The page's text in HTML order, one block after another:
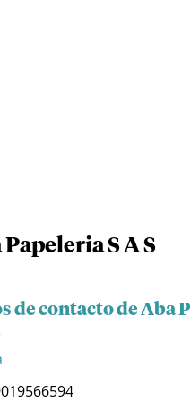
S A S
de contacto de Aba